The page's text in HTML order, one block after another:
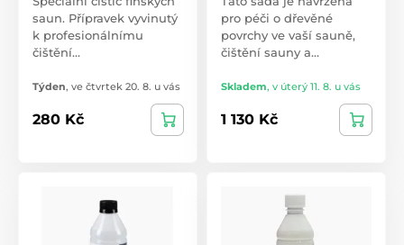
saun. Přípravek vyvinutý
k profesionálnímu
čištění…
Týden, ve čtvrtek 20. 8. u vás
280 Kč
pro péči o dřevěné
povrchy ve vaší sauně,
čištění sauny a…
Skladem, v úterý 11. 8. u vás
1 130 Kč